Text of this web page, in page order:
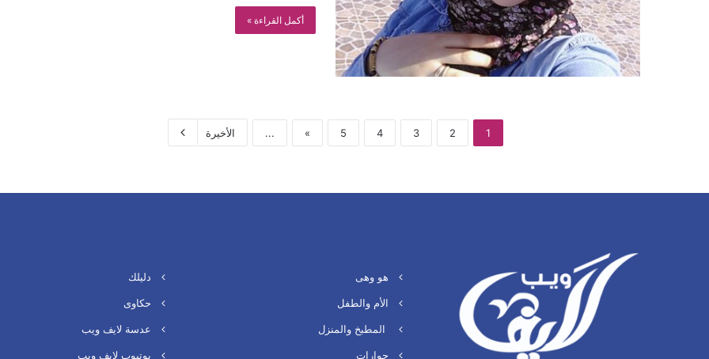
أكمل القراءة »
1
2
3
4
5
»
... الأخيرة
هو وهى
الأم والطفل
المطبخ والمنزل
حوارات
دليلك
حكاوى
عدسة لايف ويب
يوتيوب لايف ويب